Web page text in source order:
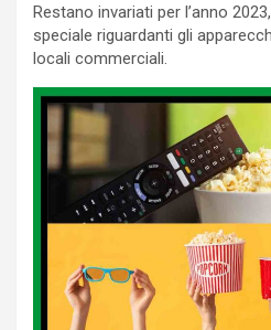
Restano invariati per l’anno
speciale riguardanti gli
locali commerciali.